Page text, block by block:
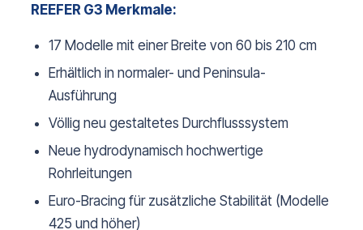
REEFER G3 Merkmale:
17 Modelle mit einer Breite von 60 bis 210 cm
Erhältlich in normaler- und Peninsula-
Ausführung
Völlig neu gestaltetes Durchflusssystem
Neue hydrodynamisch hochwertige
Rohrleitungen
Euro-Bracing für zusätzliche Stabilität (Modelle
425 und höher)